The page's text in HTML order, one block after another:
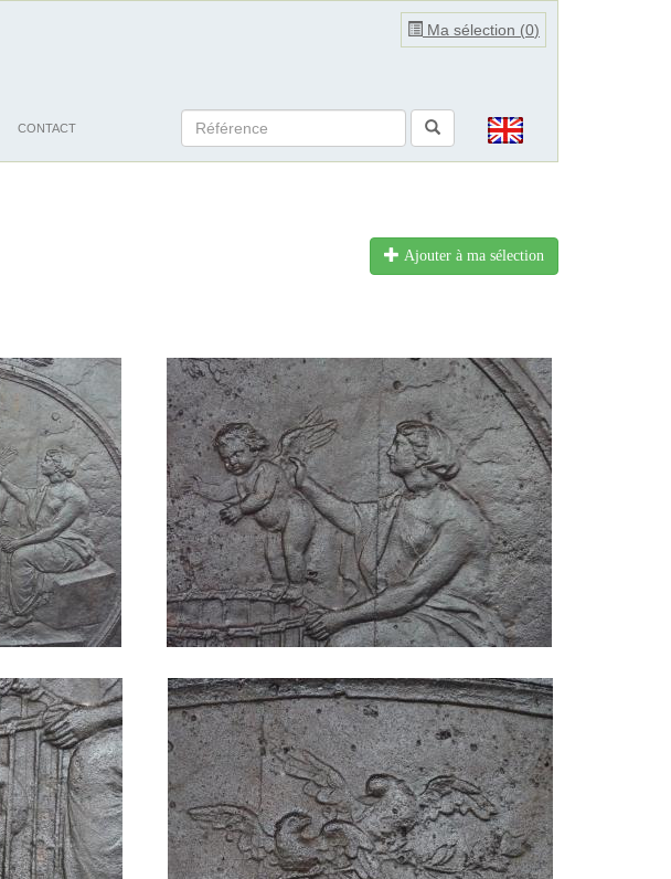
Ma sélection (0)
CONTACT
Ajouter à ma sélection